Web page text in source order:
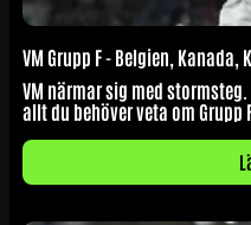
VM Grupp F - Belgien,
VM närmar sig med
allt du behöver veta om Grupp